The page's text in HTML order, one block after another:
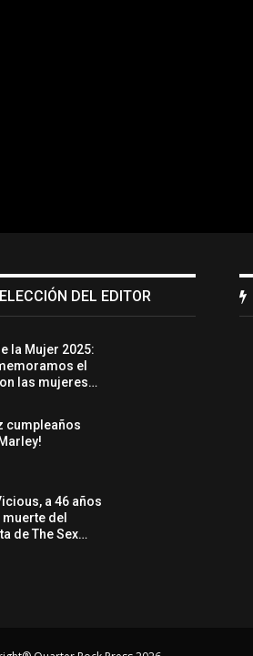
DEL EDITOR
la Mujer 2025:
el
las mujeres…
cumpleaños
a 46 años
muerte del
de The Sex…